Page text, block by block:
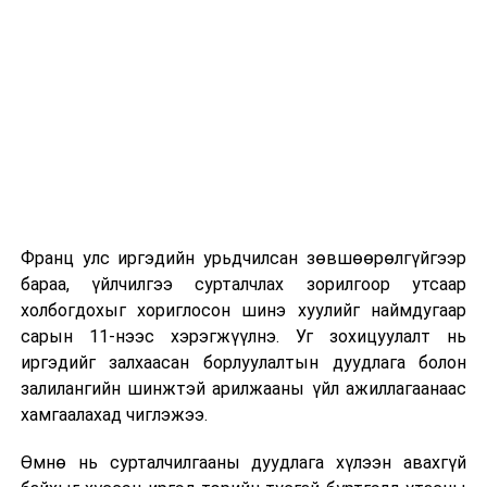
УНШСАН: 1452
2026 оны 9 дүгээр сарын 13-наас оюутнуудыг
дотуур байранд оруулж эхэлнэ.
Сургууль, цэцэрлэгийн үйл ажиллагааны
зохицуулалт
2026 оны 8 дугаар сарын 17–28-ны өдрүүдэд
байранд элсэлт, бүртгэл болон бусад аливаа
Франц улс иргэдийн урьдчилсан зөвшөөрөлгүйгээр
бараа, үйлчилгээ сурталчлах зорилгоор утсаар
холбогдохыг хориглосон шинэ хуулийг наймдугаар
сарын 11-нээс хэрэгжүүлнэ. Уг зохицуулалт нь
иргэдийг залхаасан борлуулалтын дуудлага болон
залилангийн шинжтэй арилжааны үйл ажиллагаанаас
хамгаалахад чиглэжээ.
Өмнө нь сурталчилгааны дуудлага хүлээн авахгүй